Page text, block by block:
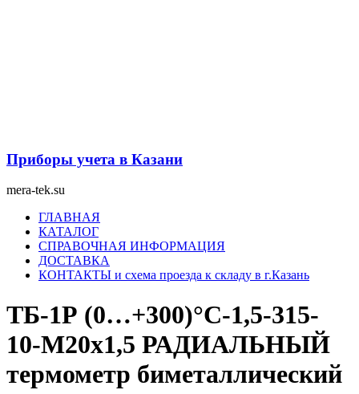
Приборы учета в Казани
mera-tek.su
МенюГЛАВНАЯ
КАТАЛОГ
СПРАВОЧНАЯ ИНФОРМАЦИЯ
ДОСТАВКА
КОНТАКТЫ и схема проезда к складу в г.Казань
ТБ-1Р (0…+300)°С-1,5-315-
10-М20х1,5 РАДИАЛЬНЫЙ
термометр биметаллический